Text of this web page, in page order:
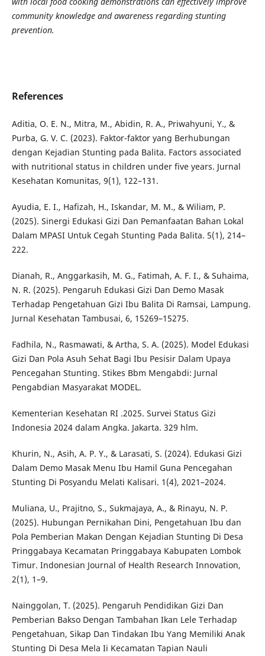
community knowledge and awareness regarding stunting
prevention.
References
Aditia, O. E. N., Mitra, M., Abidin, R. A., Priwahyuni, Y., &
Purba, G. V. C. (2023). Faktor-faktor yang Berhubungan
dengan Kejadian Stunting pada Balita. Factors associated
with nutritional status in children under five years. Jurnal
Kesehatan Komunitas, 9(1), 122–131.
Ayudia, E. I., Hafizah, H., Iskandar, M. M., & Wiliam, P.
(2025). Sinergi Edukasi Gizi Dan Pemanfaatan Bahan Lokal
Dalam MPASI Untuk Cegah Stunting Pada Balita. 5(1), 214–
222.
Dianah, R., Anggarkasih, M. G., Fatimah, A. F. I., & Suhaima,
N. R. (2025). Pengaruh Edukasi Gizi Dan Demo Masak
Terhadap Pengetahuan Gizi Ibu Balita Di Ramsai, Lampung.
Jurnal Kesehatan Tambusai, 6, 15269–15275.
Fadhila, N., Rasmawati, & Artha, S. A. (2025). Model Edukasi
Gizi Dan Pola Asuh Sehat Bagi Ibu Pesisir Dalam Upaya
Pencegahan Stunting. Stikes Bbm Mengabdi: Jurnal
Pengabdian Masyarakat MODEL.
Kementerian Kesehatan RI .2025. Survei Status Gizi
Indonesia 2024 dalam Angka. Jakarta. 329 hlm.
Khurin, N., Asih, A. P. Y., & Larasati, S. (2024). Edukasi Gizi
Dalam Demo Masak Menu Ibu Hamil Guna Pencegahan
Stunting Di Posyandu Melati Kalisari. 1(4), 2021–2024.
Muliana, U., Prajitno, S., Sukmajaya, A., & Rinayu, N. P.
(2025). Hubungan Pernikahan Dini, Pengetahuan Ibu dan
Pola Pemberian Makan Dengan Kejadian Stunting Di Desa
Pringgabaya Kecamatan Pringgabaya Kabupaten Lombok
Timur. Indonesian Journal of Health Research Innovation,
2(1), 1–9.
Nainggolan, T. (2025). Pengaruh Pendidikan Gizi Dan
Pemberian Bakso Dengan Tambahan Ikan Lele Terhadap
Pengetahuan, Sikap Dan Tindakan Ibu Yang Memiliki Anak
Stunting Di Desa Mela Ii Kecamatan Tapian Nauli